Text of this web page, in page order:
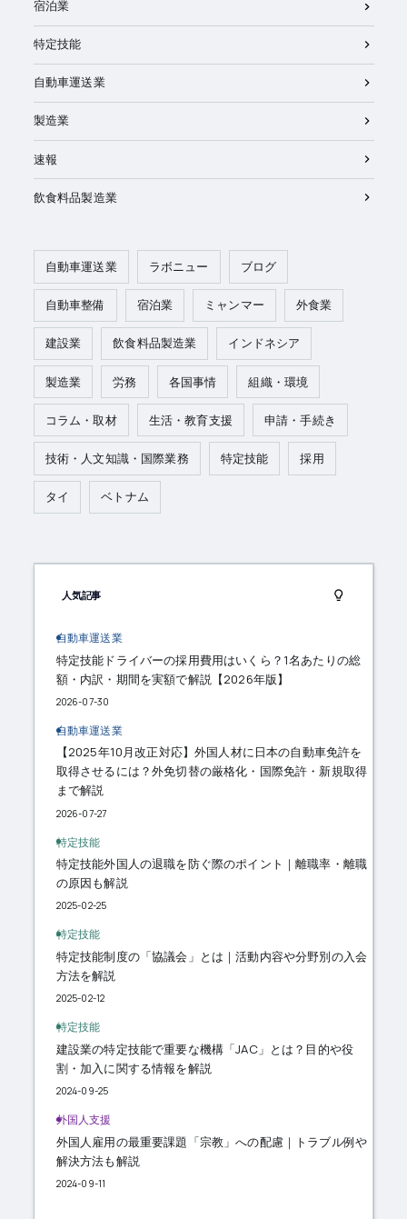
宿泊業
特定技能
自動車運送業
製造業
速報
飲食料品製造業
自動車運送業 ラボニュー ブログ
自動車整備 宿泊業 ミャンマー 外食業
建設業 飲食料品製造業 インドネシア
製造業 労務 各国事情 組織・環境
コラム・取材 生活・教育支援 申請・手続き
技術・人文知識・国際業務 特定技能 採用
タイ ベトナム
人気記事
自動車運送業
特定技能ドライバーの採用費用はいくら？1名あたりの総
額・内訳・期間を実額で解説【2026年版】
2026-07-30
自動車運送業
【2025年10月改正対応】外国人材に日本の自動車免許を
取得させるには？外免切替の厳格化・国際免許・新規取得
まで解説
2026-07-27
特定技能
特定技能外国人の退職を防ぐ際のポイント｜離職率・離職
の原因も解説
2025-02-25
特定技能
特定技能制度の「協議会」とは｜活動内容や分野別の入会
方法を解説
2025-02-12
特定技能
建設業の特定技能で重要な機構「JAC」とは？目的や役
割・加入に関する情報を解説
2024-09-25
外国人支援
外国人雇用の最重要課題「宗教」への配慮｜トラブル例や
解決方法も解説
2024-09-11